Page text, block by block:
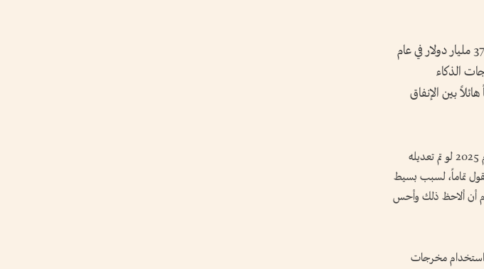
وقد وجدا أن الإنفاق الأمريكي على الحوسبة في مجال الذكاء الاصطناعي ارتفع من 37 مليار دولار في عام
مخرجات الذكاء
هائلاً بين الإنفاق
وبحسب تقديرهما، فإن الناتج المحلي الإجمالي الحقيقي كان سيرتفع بأربع نقاط مئوية في عام 2025 لو تم تعديله
تماماً، لسبب بسيط
لكان من اللازم أن ألاحظ ذلك وأحس
استخدام مخرجات